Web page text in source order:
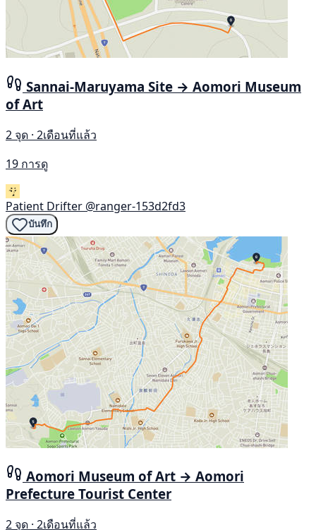
Sannai-Maruyama Site → Aomori Museum
of Art
2 จุด · 2เดือนที่แล้ว
19 การดู
Patient Drifter @ranger-153d2fd3
บันทึก
Aomori Museum of Art → Aomori
Prefecture Tourist Center
2 จุด · 2เดือนที่แล้ว